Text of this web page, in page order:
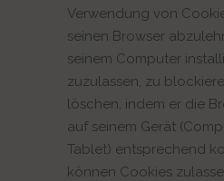
Verwendung von
seinen Browser
seinem Computer
zuzulassen, zu
löschen, indem er die
auf seinem Gerät
Tablet) entsprechend
können Cookies